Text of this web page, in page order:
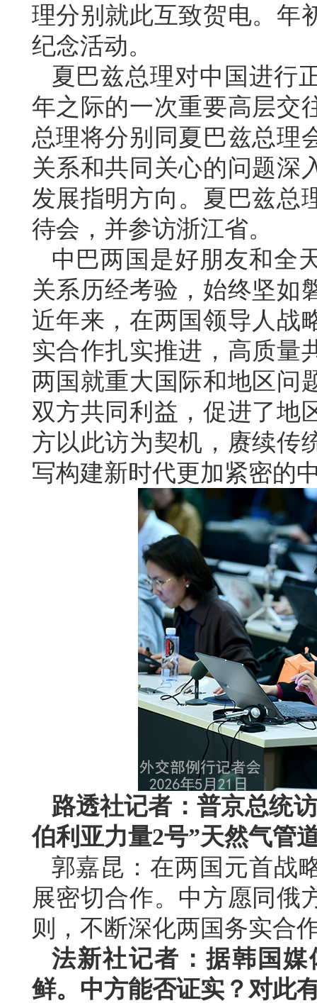
理分别就此互致贺电。年
纪念活动。
夏巴兹总理对中国进行
年之际的一次重要高层交
总理将分别同夏巴兹总理
关系和共同关心的问题深
发展指明方向。夏巴兹总
待会，并参访浙江省。
中巴两国是好朋友和全
关系历经考验，始终坚如
近年来，在两国领导人战
实合作扎实推进，高质量
两国就重大国际和地区问
双方共同利益，促进了地
方以此访为契机，赓续传
写构建新时代更加紧密的
路透社记者：普京总统
伯利亚力量2号”天然气管
郭嘉昆：在两国元首战
展密切合作。中方愿同俄
则，不断深化两国务实合
法新社记者：据韩国
鲜。中方能否证实？对此